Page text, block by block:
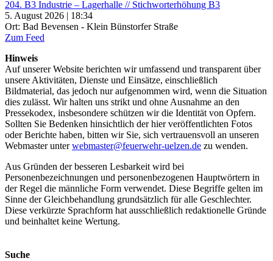
204. B3 Industrie – Lagerhalle // Stichworterhöhung B3
5. August 2026 | 18:34
Ort: Bad Bevensen - Klein Bünstorfer Straße
Zum Feed
Hinweis
Auf unserer Website berichten wir umfassend und transparent über
unsere Aktivitäten, Dienste und Einsätze, einschließlich
Bildmaterial, das jedoch nur aufgenommen wird, wenn die Situation
dies zulässt. Wir halten uns strikt und ohne Ausnahme an den
Pressekodex, insbesondere schützen wir die Identität von Opfern.
Sollten Sie Bedenken hinsichtlich der hier veröffentlichten Fotos
oder Berichte haben, bitten wir Sie, sich vertrauensvoll an unseren
Webmaster unterwebmaster@feuerwehr-uelzen.de zu wenden.
Aus Gründen der besseren Lesbarkeit wird bei
Personenbezeichnungen und personenbezogenen Hauptwörtern in
der Regel die männliche Form verwendet. Diese Begriffe gelten im
Sinne der Gleichbehandlung grundsätzlich für alle Geschlechter.
Diese verkürzte Sprachform hat ausschließlich redaktionelle Gründe
und beinhaltet keine Wertung.
Suche